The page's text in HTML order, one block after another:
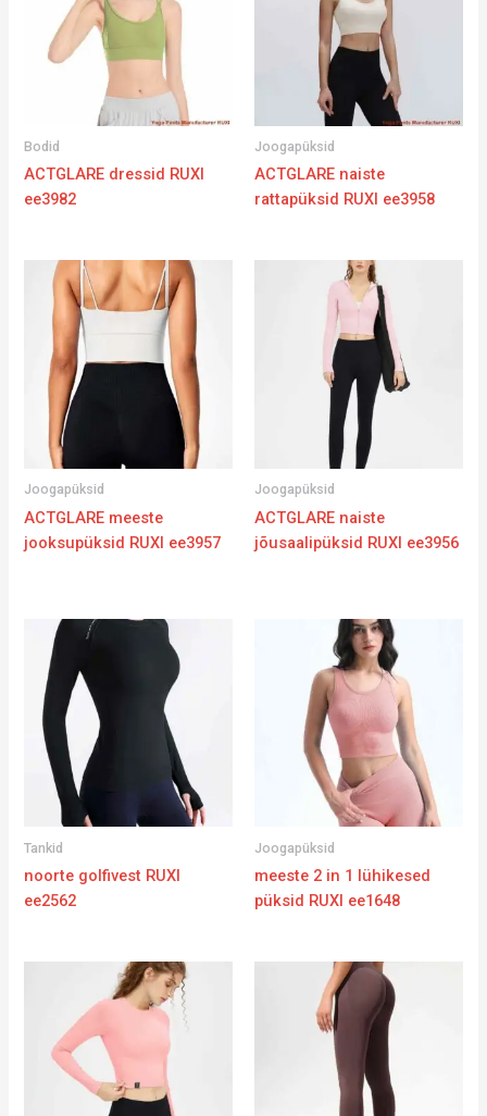
Bodid
ACTGLARE dressid RUXI
ee3982
Joogapüksid
ACTGLARE naiste
rattapüksid RUXI ee3958
Joogapüksid
ACTGLARE meeste
jooksupüksid RUXI ee3957
Joogapüksid
ACTGLARE naiste
jõusaalipüksid RUXI ee3956
Tankid
noorte golfivest RUXI
ee2562
Joogapüksid
meeste 2 in 1 lühikesed
püksid RUXI ee1648